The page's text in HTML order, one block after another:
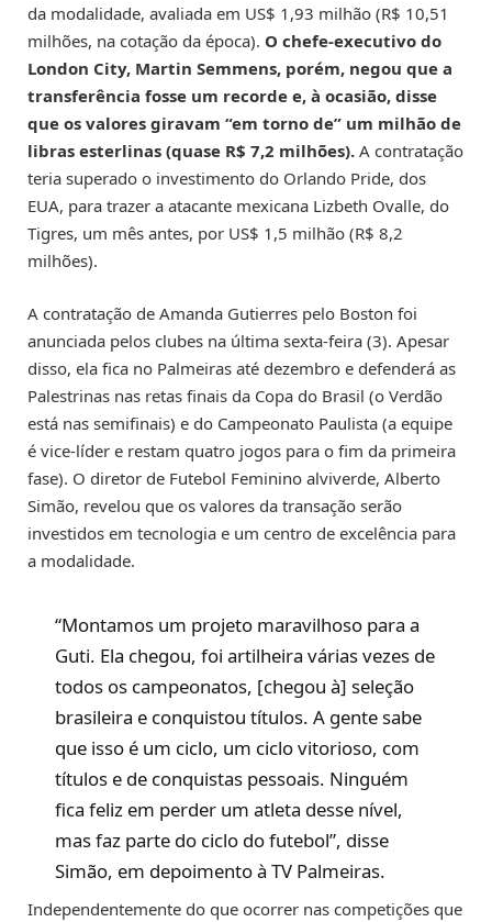
da modalidade, avaliada em US$ 1,93 milhão (R$ 10,51
milhões, na cotação da época). O chefe-executivo do
London City, Martin Semmens, porém, negou que a
transferência fosse um recorde e, à ocasião, disse
que os valores giravam “em torno de” um milhão de
libras esterlinas (quase R$ 7,2 milhões). A contratação
teria superado o investimento do Orlando Pride, dos
EUA, para trazer a atacante mexicana Lizbeth Ovalle, do
Tigres, um mês antes, por US$ 1,5 milhão (R$ 8,2
milhões).
A contratação de Amanda Gutierres pelo Boston foi
anunciada pelos clubes na última sexta-feira (3). Apesar
disso, ela fica no Palmeiras até dezembro e defenderá as
Palestrinas nas retas finais da Copa do Brasil (o Verdão
está nas semifinais) e do Campeonato Paulista (a equipe
é vice-líder e restam quatro jogos para o fim da primeira
fase). O diretor de Futebol Feminino alviverde, Alberto
Simão, revelou que os valores da transação serão
investidos em tecnologia e um centro de excelência para
a modalidade.
“Montamos um projeto maravilhoso para a
Guti. Ela chegou, foi artilheira várias vezes de
todos os campeonatos, [chegou à] seleção
brasileira e conquistou títulos. A gente sabe
que isso é um ciclo, um ciclo vitorioso, com
títulos e de conquistas pessoais. Ninguém
fica feliz em perder um atleta desse nível,
mas faz parte do ciclo do futebol”, disse
Simão, em depoimento à TV Palmeiras.
Independentemente do que ocorrer nas competições que